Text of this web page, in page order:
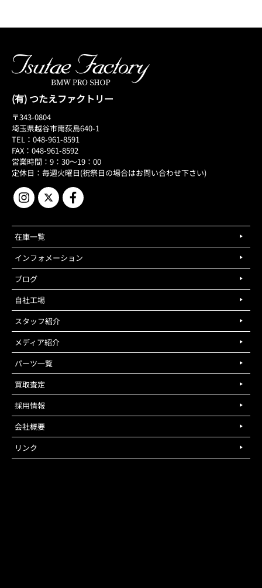
(有) つたえファクトリー
〒343-0804
埼玉県越谷市南荻島640-1
TEL：048-961-8591
FAX：048-961-8592
営業時間：9：30～19：00
定休日：毎週火曜日(祝祭日の場合はお問い合わせ下さい)
在庫一覧
インフォメーション
ブログ
自社工場
スタッフ紹介
メディア紹介
パーツ一覧
買取査定
採用情報
会社概要
リンク